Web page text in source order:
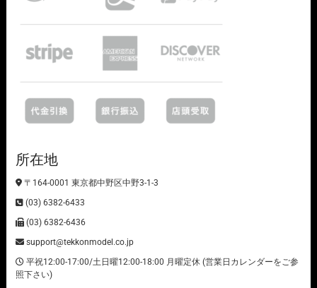
所在地
〒164-0001 東京都中野区中野3-1-3
(03) 6382-6433
(03) 6382-6436
support@tekkonmodel.co.jp
平祝12:00-17:00/土日曜12:00-18:00 月曜定休 (営業日カレンダーをご参
照下さい)